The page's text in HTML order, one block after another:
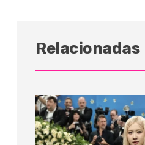
Relacionadas